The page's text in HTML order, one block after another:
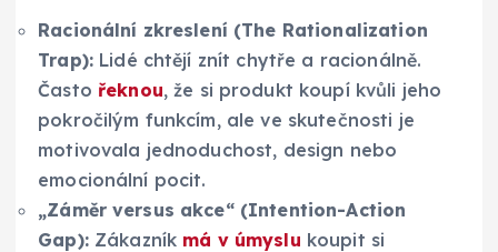
Racionální zkreslení (The Rationalization
Trap):Lidé chtějí znít chytře a racionálně.
Často řeknou, že si produkt koupí kvůli jeho
pokročilým funkcím, ale ve skutečnosti je
motivovala jednoduchost, design nebo
emocionální pocit.
„Záměr versus akce“ (Intention-Action
Gap):Zákazník má v úmyslu koupit si